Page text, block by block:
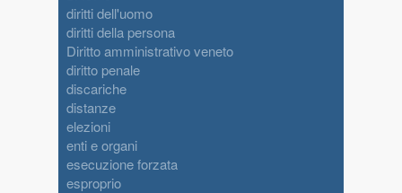
diritti dell'uomo
diritti della persona
Diritto amministrativo veneto
diritto penale
discariche
distanze
elezioni
enti e organi
esecuzione forzata
esproprio